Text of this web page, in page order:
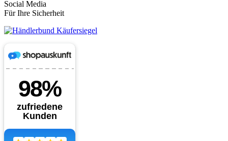
Social Media
Für Ihre Sicherheit